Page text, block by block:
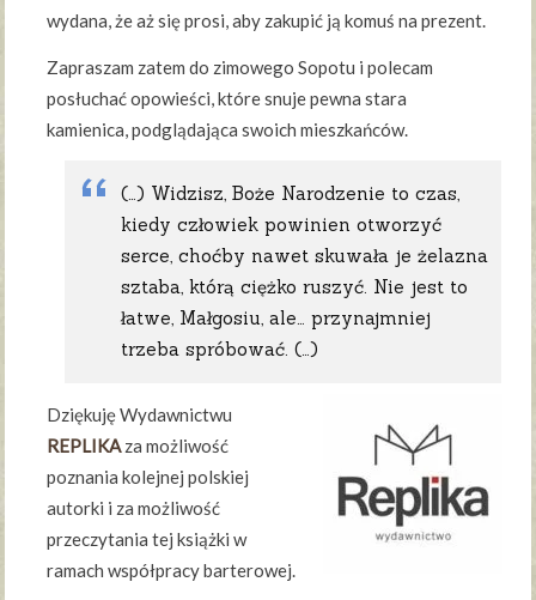
wydana, że aż się prosi, aby zakupić ją komuś na prezent.
Zapraszam zatem do zimowego Sopotu i polecam
posłuchać opowieści, które snuje pewna stara
kamienica, podglądająca swoich mieszkańców.
(…) Widzisz, Boże Narodzenie to czas,
kiedy człowiek powinien otworzyć
serce, choćby nawet skuwała je żelazna
sztaba, którą ciężko ruszyć. Nie jest to
łatwe, Małgosiu, ale… przynajmniej
trzeba spróbować. (…)
Dziękuję Wydawnictwu
REPLIKA za możliwość
poznania kolejnej polskiej
autorki i za możliwość
przeczytania tej książki w
ramach współpracy barterowej.